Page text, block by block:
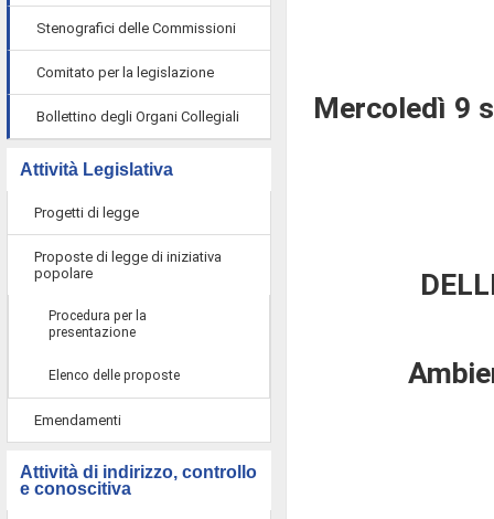
Stenografici delle Commissioni
Comitato per la legislazione
Bollettino degli Organi Collegiali
Attività Legislativa
Progetti di legge
Proposte di legge di iniziativa
popolare
Procedura per la
presentazione
Elenco delle proposte
Emendamenti
Attività di indirizzo, controllo
e conoscitiva
Mercoledì 9